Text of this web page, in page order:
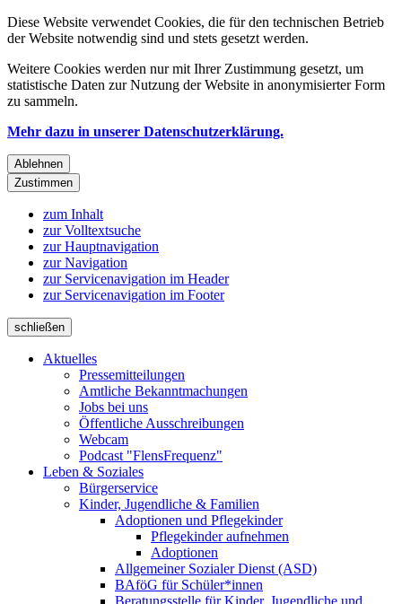
Diese Website verwendet Cookies, die für den technischen Betrieb
der Website notwendig sind und stets gesetzt werden.
Weitere Cookies werden nur mit Ihrer Zustimmung gesetzt, um
statistische Daten zur Nutzung der Website in anonymisierter Form
zu sammeln.
Mehr dazu in unserer Datenschutzerklärung.
Ablehnen
Zustimmen
zum Inhalt
zur Volltextsuche
zur Hauptnavigation
zur Navigation
zur Servicenavigation im Header
zur Servicenavigation im Footer
schließen
Aktuelles
Pressemitteilungen
Amtliche Bekanntmachungen
Jobs bei uns
Öffentliche Ausschreibungen
Webcam
Podcast "FlensFrequenz"
Leben & Soziales
Bürgerservice
Kinder, Jugendliche & Familien
Adoptionen und Pflegekinder
Pflegekinder aufnehmen
Adoptionen
Allgemeiner Sozialer Dienst (ASD)
BAföG für Schüler*innen
Beratungsstelle für Kinder, Jugendliche und